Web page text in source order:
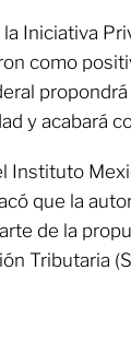
Iniciativa
como
y acabará
Instituto
que la
de la
Tributaria